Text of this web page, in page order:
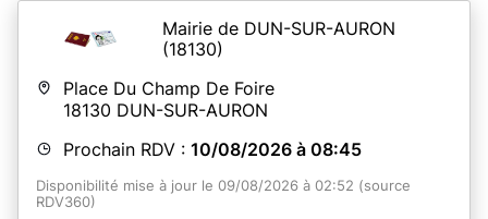
Mairie de DUN-SUR-AURON
(18130)
Place Du Champ De Foire
18130 DUN-SUR-AURON
Prochain RDV : 10/08/2026 à 08:45
Disponibilité mise à jour le 09/08/2026 à 02:52 (source
RDV360)